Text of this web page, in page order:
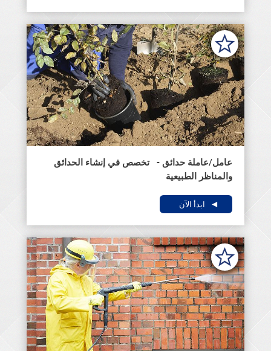
عامل/عاملة حدائق - تخصص في إنشاء الحدائق
والمناظر الطبيعية
ابدأ الآن